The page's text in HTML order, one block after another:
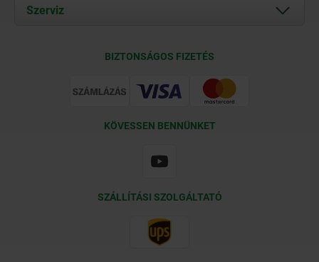
Kapcsolat
Documents
Szerviz
BIZTONSÁGOS FIZETÉS
KÖVESSEN BENNÜNKET
SZÁLLÍTÁSI SZOLGÁLTATÓ